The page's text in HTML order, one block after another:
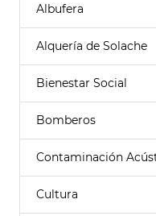
Albufera
Alquería de Solache
Bienestar Social
Bomberos
Contaminación
Cultura